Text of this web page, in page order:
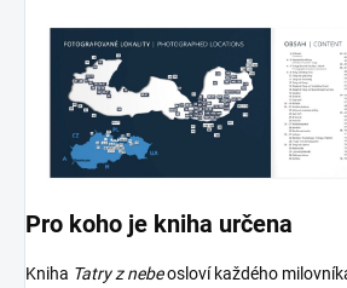
Pro koho je kniha určena
Kniha Tatry z nebeosloví každého